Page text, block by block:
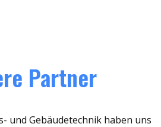
Partner
und Gebäudetechnik haben uns